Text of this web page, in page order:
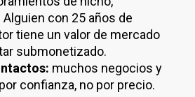
con 25 años de
tiene un valor de mercado
submonetizado.
muchos negocios y
confianza, no por precio.